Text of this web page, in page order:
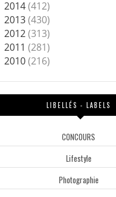
2014(412)
2013(430)
2012(313)
2011 (281)
2010(216)
LIBELLÉS - LABELS
CONCOURS
Lifestyle
Photographie